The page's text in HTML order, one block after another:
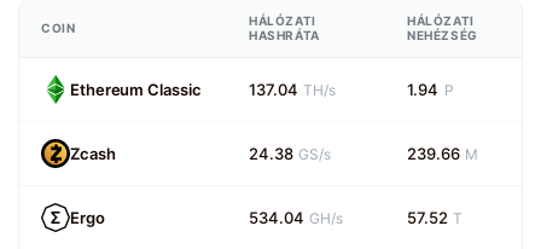
COIN
HÁLÓZATI
HASHRÁTA
HÁLÓZATI
NEHÉZSÉG
Ethereum Classic 137.04 TH/s 1.94 P
Zcash 24.38 GS/s 239.66 M
Ergo 534.04 GH/s 57.52 T